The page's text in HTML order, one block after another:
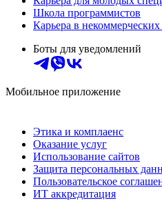
Школа программистов
Карьера в
Боты для уведомлений
Мобильное приложение
Этика и комплаенс
Оказание услуг
Использование сайтов
Защита персональных
Пользовательское
ИТ аккредитация